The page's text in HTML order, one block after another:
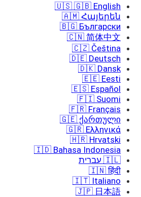
🇺🇸 🇬🇧 English
🇦🇲 Հայերեն
🇧🇬 Български
🇨🇳 简体中文
🇨🇿 Čeština
🇩🇪 Deutsch
🇩🇰 Dansk
🇪🇪 Eesti
🇪🇸 Español
🇫🇮 Suomi
🇫🇷 Français
🇬🇪 ქართული
🇬🇷 Ελληνικά
🇭🇷 Hrvatski
🇮🇩 Bahasa Indonesia
🇮🇱 עברית
🇮🇳 हिंदी
🇮🇹 Italiano
🇯🇵 日本語